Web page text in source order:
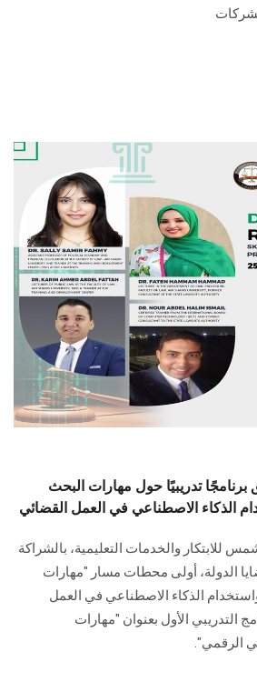
تدريبيًا حول مهارات البحث
الذكاء الاصطناعي في العمل القضائي
والخدمات التعليمية، بالشراكة
الدولة، أولى محطات مسار "مهارات
الذكاء الاصطناعي في العمل
التدريبي الأول بعنوان "مهارات
الرقمي".